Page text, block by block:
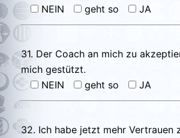
NEIN
geht so JA
31. Der Coach an mich zu
mich gestützt.
NEIN
geht so JA
32. Ich habe jetzt mehr Vertrauen